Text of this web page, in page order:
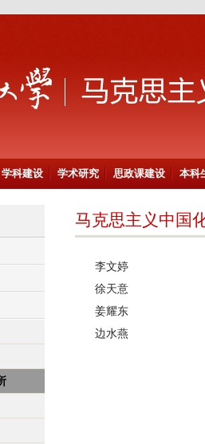
学科建设 学术研究 思政课建设 本科
马克思主义中国
李文婷
徐天意
姜耀东
边水燕